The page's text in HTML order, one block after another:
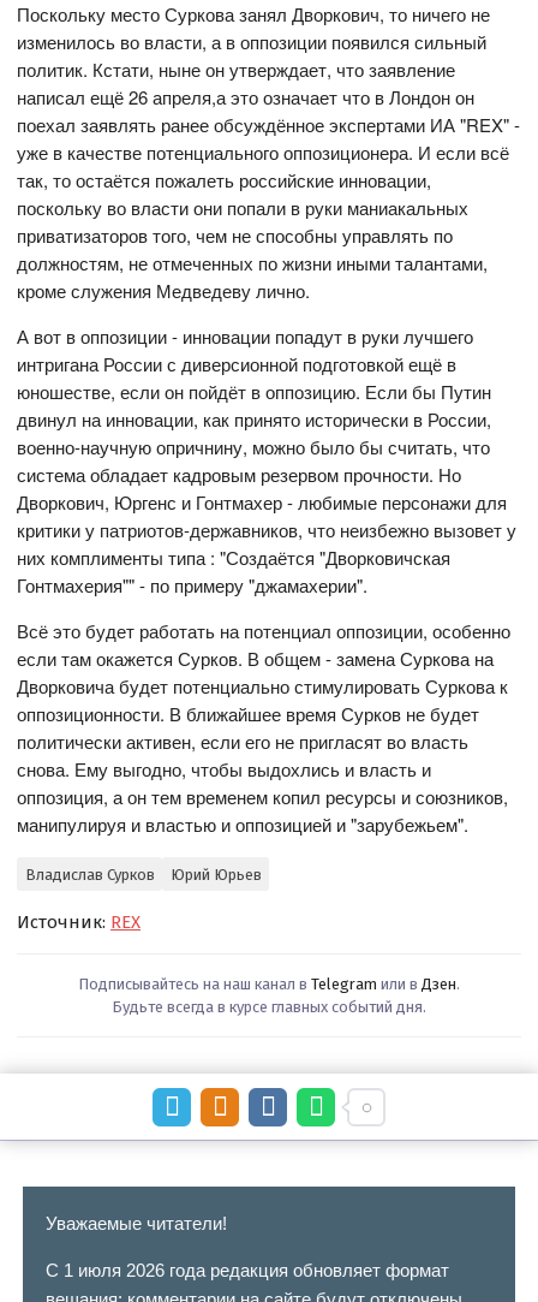
Поскольку место Суркова занял Дворкович, то ничего не
изменилось во власти, а в оппозиции появился сильный
политик. Кстати, ныне он утверждает, что заявление
написал ещё 26 апреля,а это означает что в Лондон он
поехал заявлять ранее обсуждённое экспертами ИА "REX" -
уже в качестве потенциального оппозиционера. И если всё
так, то остаётся пожалеть российские инновации,
поскольку во власти они попали в руки маниакальных
приватизаторов того, чем не способны управлять по
должностям, не отмеченных по жизни иными талантами,
кроме служения Медведеву лично.
А вот в оппозиции - инновации попадут в руки лучшего
интригана России с диверсионной подготовкой ещё в
юношестве, если он пойдёт в оппозицию. Если бы Путин
двинул на инновации, как принято исторически в России,
военно-научную опричнину, можно было бы считать, что
система обладает кадровым резервом прочности. Но
Дворкович, Юргенс и Гонтмахер - любимые персонажи для
критики у патриотов-державников, что неизбежно вызовет у
них комплименты типа : "Создаётся "Дворковичская
Гонтмахерия"" - по примеру "джамахерии".
Всё это будет работать на потенциал оппозиции, особенно
если там окажется Сурков. В общем - замена Суркова на
Дворковича будет потенциально стимулировать Суркова к
оппозиционности. В ближайшее время Сурков не будет
политически активен, если его не пригласят во власть
снова. Ему выгодно, чтобы выдохлись и власть и
оппозиция, а он тем временем копил ресурсы и союзников,
манипулируя и властью и оппозицией и "зарубежьем".
Владислав Сурков Юрий Юрьев
Источник: REX
Подписывайтесь на наш канал в Telegram или в Дзен.
Будьте всегда в курсе главных событий дня.
Уважаемые читатели!
С 1 июля 2026 года редакция обновляет формат